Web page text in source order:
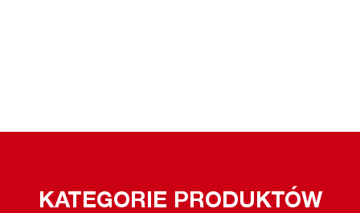
KATEGORIE PRODUKTÓW